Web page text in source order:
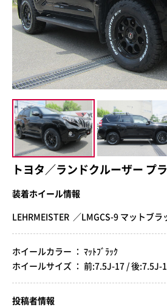
トヨタ／ランドクルーザー プ
装着ホイール情報
LEHRMEISTER ／LMGCS-9 マットブラ
ホイールカラー ： ﾏｯﾄﾌﾞﾗｯｸ
ホイールサイズ ： 前:7.5J-17 / 後:7.5J-
投稿者情報